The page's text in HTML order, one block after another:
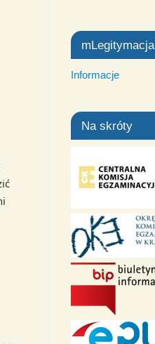
mLegitymacja
Informacje
Na skróty